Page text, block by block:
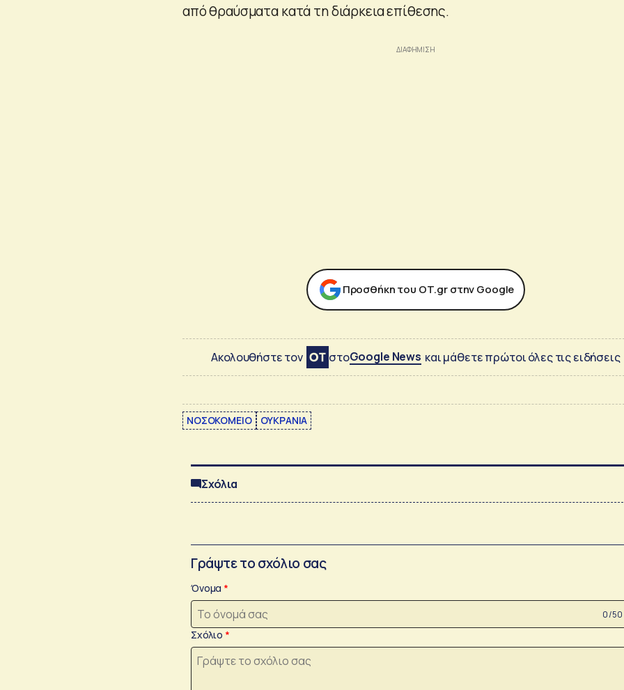
από θραύσματα κατά τη διάρκεια επίθεσης.
Προσθήκη του ΟΤ.gr στην Google
Ακολουθήστε τον στοGoogle News και μάθετε πρώτοι όλες τις ειδήσεις
ΝΟΣΟΚΟΜΕΙΟ ΟΥΚΡΑΝΙΑ
Σχόλια
Γράψτε το σχόλιο σας
Όνομα
0 /50
Σχόλιο